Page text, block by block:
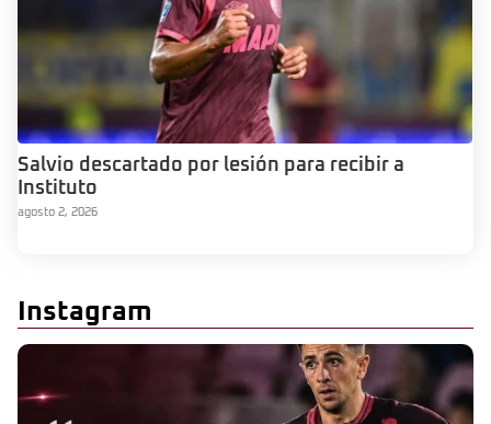
Salvio descartado por lesión para recibir a
Instituto
agosto 2, 2026
Instagram